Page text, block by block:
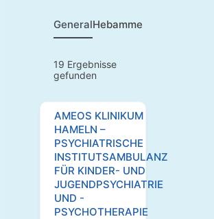
GeneralHebammen
19 Ergebnisse
gefunden
AMEOS KLINIKUM
HAMELN –
PSYCHIATRISCHE
INSTITUTSAMBULANZ
FÜR KINDER- UND
JUGENDPSYCHIATRIE
UND -
PSYCHOTHERAPIE